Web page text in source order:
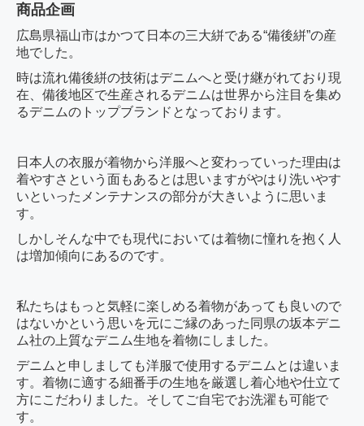
商品企画
広島県福山市はかつて日本の三大絣である“備後絣”の産
地でした。
時は流れ備後絣の技術はデニムへと受け継がれており現
在、備後地区で生産されるデニムは世界から注目を集め
るデニムのトップブランドとなっております。
日本人の衣服が着物から洋服へと変わっていった理由は
着やすさという面もあるとは思いますがやはり洗いやす
いといったメンテナンスの部分が大きいように思いま
す。
しかしそんな中でも現代においては着物に憧れを抱く人
は増加傾向にあるのです。
私たちはもっと気軽に楽しめる着物があっても良いので
はないかという思いを元にご縁のあった同県の坂本デニ
ム社の上質なデニム生地を着物にしました。
デニムと申しましても洋服で使用するデニムとは違いま
す。着物に適する細番手の生地を厳選し着心地や仕立て
方にこだわりました。そしてご自宅でお洗濯も可能で
す。